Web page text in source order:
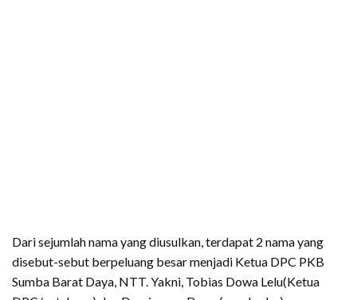
Dari sejumlah nama yang diusulkan, terdapat 2 nama yang
disebut-sebut berpeluang besar menjadi Ketua DPC PKB
Sumba Barat Daya, NTT. Yakni, Tobias Dowa Lelu(Ketua